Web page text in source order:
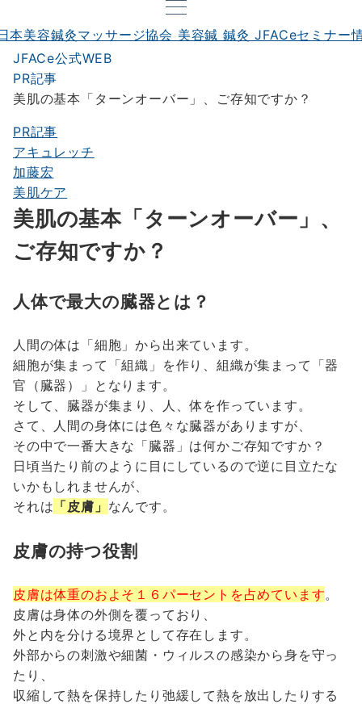
JFACe公式WEB
PR記事
美肌の基本「ターンオーバー」、ご存知ですか？
PR記事
アキュレッチ
加藤宏
美肌ケア
美肌の基本「ターンオーバー」、
ご存知ですか？
人体で最大の臓器とは？
人間の体は「細胞」から出来ています。
細胞が集まって「組織」を作り、組織が集まって「器
官（臓器）」となります。
そして、臓器が集まり、人、体を作っています。
さて、人間の身体には色々な臓器がありますが、
その中で一番大きな「臓器」は何かご存知ですか？
日頃当たり前のように目にしているので逆に目立たな
いかもしれませんが、
それは 「皮膚」 なんです。
皮膚の持つ役割
皮膚は体重のおよそ１６パーセントを占めています。
皮膚は身体の外側を覆っており、
外と内を分ける境界として存在します。
外部からの刺激や細菌・ウィルスの感染から身を守っ
たり、
収縮して熱を保持したり弛緩して熱を放出したりする